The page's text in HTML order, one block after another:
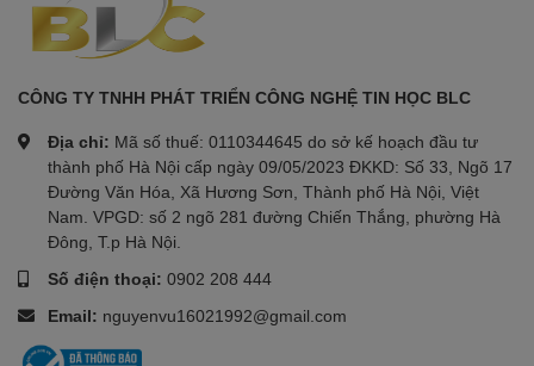
CÔNG TY TNHH PHÁT TRIỂN CÔNG NGHỆ TIN HỌC BLC
Địa chỉ: Mã số thuế: 0110344645 do sở kế hoạch đầu tư
thành phố Hà Nội cấp ngày 09/05/2023 ĐKKD: Số 33, Ngõ 17
Đường Văn Hóa, Xã Hương Sơn, Thành phố Hà Nội, Việt
Nam. VPGD: số 2 ngõ 281 đường Chiến Thắng, phường Hà
Đông, T.p Hà Nội.
Số điện thoại: 0902 208 444
Email: nguyenvu16021992@gmail.com